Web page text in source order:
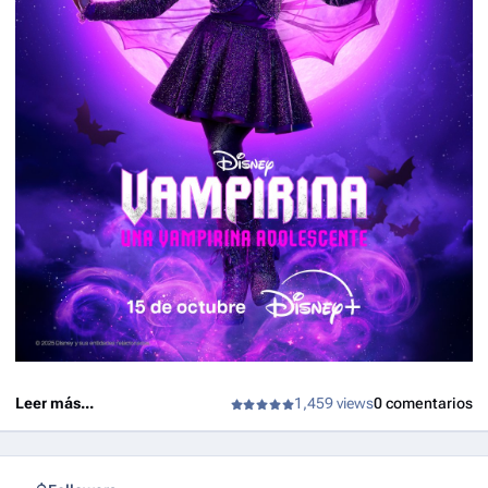
interpreta su personaje de esa serie, Billie, en un
místico episodiocrossover.
Leer más... 1,459 views0 comentarios